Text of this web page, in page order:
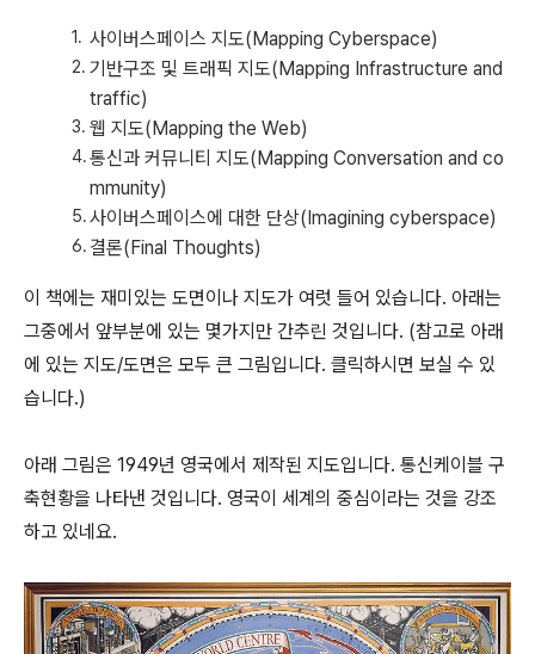
사이버스페이스 지도(Mapping Cyberspace)
기반구조 및 트래픽 지도(Mapping Infrastructure and
traffic)
웹 지도(Mapping the Web)
통신과 커뮤니티 지도(Mapping Conversation and co
mmunity)
사이버스페이스에 대한 단상(Imagining cyberspace)
결론(Final Thoughts)
이 책에는 재미있는 도면이나 지도가 여럿 들어 있습니다. 아래는
그중에서 앞부분에 있는 몇가지만 간추린 것입니다. (참고로 아래
에 있는 지도/도면은 모두 큰 그림입니다. 클릭하시면 보실 수 있
습니다.)
아래 그림은 1949년 영국에서 제작된 지도입니다. 통신케이블 구
축현황을 나타낸 것입니다. 영국이 세계의 중심이라는 것을 강조
하고 있네요.